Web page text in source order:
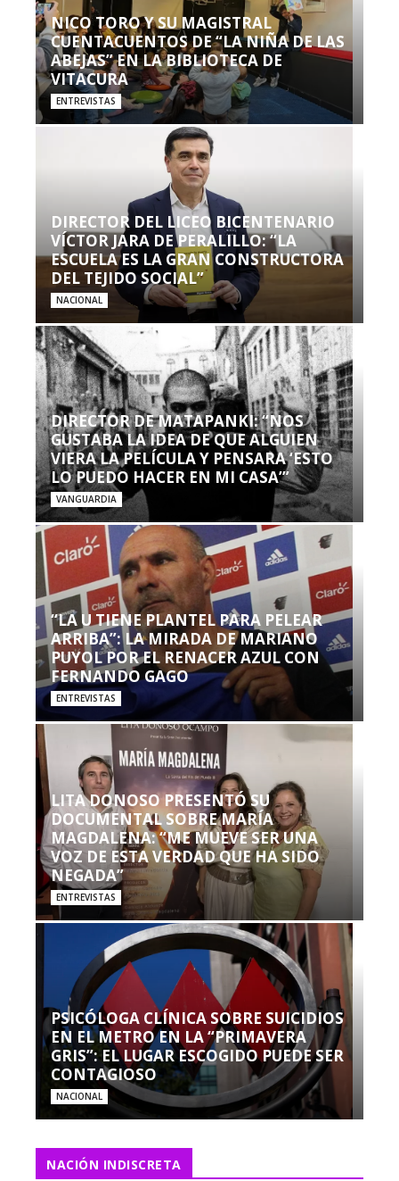
NICO TORO Y SU MAGISTRAL
CUENTACUENTOS DE “LA NIÑA DE LAS
ABEJAS” EN LA BIBLIOTECA DE
VITACURA
ENTREVISTAS
DIRECTOR DEL LICEO BICENTENARIO
VÍCTOR JARA DE PERALILLO: “LA
ESCUELA ES LA GRAN CONSTRUCTORA
DEL TEJIDO SOCIAL”
NACIONAL
DIRECTOR DE MATAPANKI: “NOS
GUSTABA LA IDEA DE QUE ALGUIEN
VIERA LA PELÍCULA Y PENSARA ‘ESTO
LO PUEDO HACER EN MI CASA’”
VANGUARDIA
“LA U TIENE PLANTEL PARA PELEAR
ARRIBA”: LA MIRADA DE MARIANO
PUYOL POR EL RENACER AZUL CON
FERNANDO GAGO
ENTREVISTAS
LITA DONOSO PRESENTÓ SU
DOCUMENTAL SOBRE MARÍA
MAGDALENA: “ME MUEVE SER UNA
VOZ DE ESTA VERDAD QUE HA SIDO
NEGADA”
ENTREVISTAS
PSICÓLOGA CLÍNICA SOBRE SUICIDIOS
EN EL METRO EN LA “PRIMAVERA
GRIS”: EL LUGAR ESCOGIDO PUEDE SER
CONTAGIOSO
NACIONAL
NACIÓN INDISCRETA